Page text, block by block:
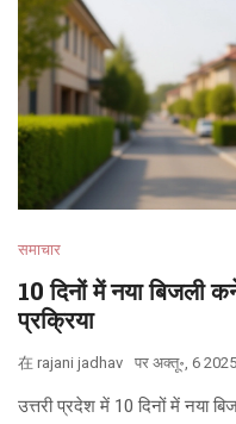
समाचार
10 दिनों में नया बिजली
प्रक्रिया
在 rajani jadhav पर अक्तू॰, 6 2025
उत्तरी प्रदेश में 10 दिनों में नया